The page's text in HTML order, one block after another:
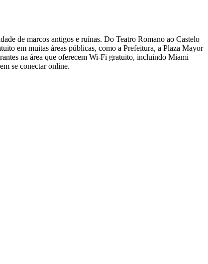
de marcos antigos e ruínas. Do Teatro Romano ao Castelo
em muitas áreas públicas, como a Prefeitura, a Plaza Mayor
na área que oferecem Wi-Fi gratuito, incluindo Miami
se conectar online.